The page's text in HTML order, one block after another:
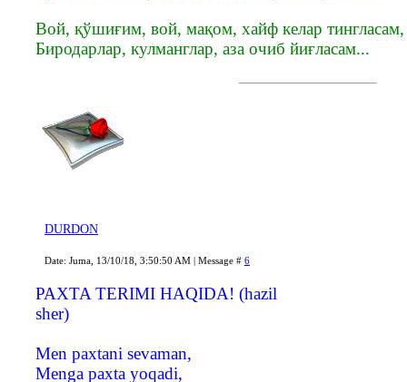
Вой, қўшиғим, вой, мақом, хайф келар тингласам,
Биродарлар, кулманглар, аза очиб йиғласам...
DURDON
Date: Juma, 13/10/18, 3:50:50 AM | Message # 6
PAXTA TERIMI HAQIDA! (hazil
sher)
Men paxtani sevaman,
Menga paxta yoqadi,